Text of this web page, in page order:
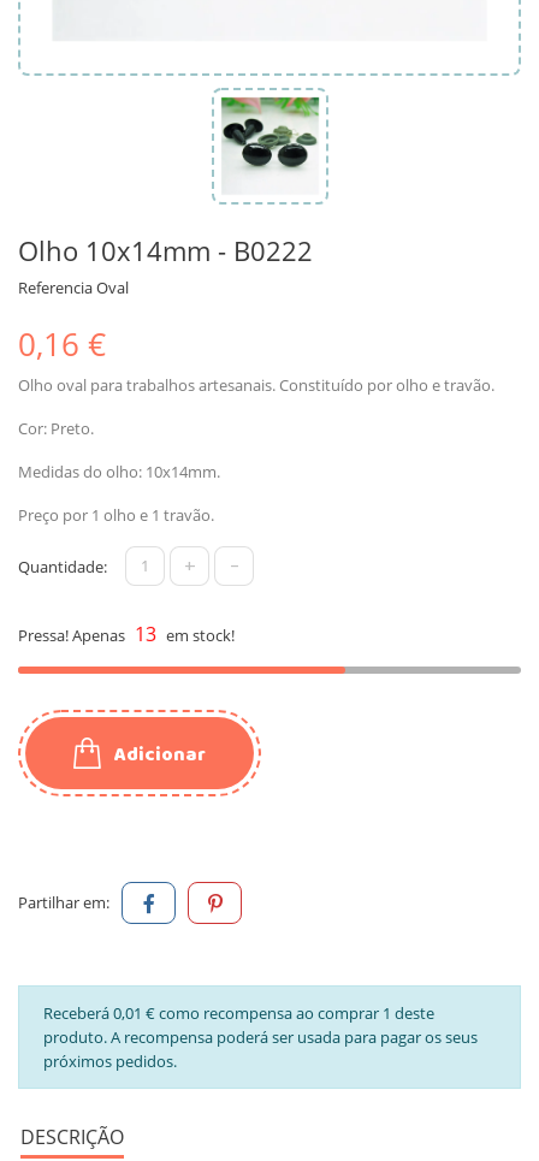
Olho 10x14mm - B0222
ReferenciaOval
0,16 €
Olho oval para trabalhos artesanais. Constituído por olho e travão.
Cor: Preto.
Medidas do olho: 10x14mm.
Preço por 1 olho e 1 travão.
Quantidade: + -
Pressa! Apenas 13 em stock!
Adicionar
Partilhar em:
Receberá 0,01 € como recompensa ao comprar 1 deste
produto. A recompensa poderá ser usada para pagar os seus
próximos pedidos.
DESCRIÇÃO